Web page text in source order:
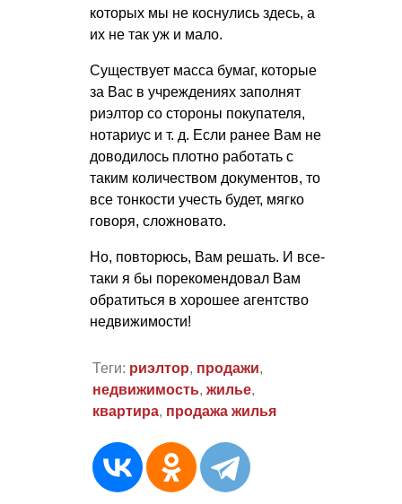
которых мы не коснулись здесь, а
их не так уж и мало.
Существует масса бумаг, которые
за Вас в учреждениях заполнят
риэлтор со стороны покупателя,
нотариус и т. д. Если ранее Вам не
доводилось плотно работать с
таким количеством документов, то
все тонкости учесть будет, мягко
говоря, сложновато.
Но, повторюсь, Вам решать. И все-
таки я бы порекомендовал Вам
обратиться в хорошее агентство
недвижимости!
Теги: риэлтор, продажи,
недвижимость, жилье,
квартира, продажа жилья